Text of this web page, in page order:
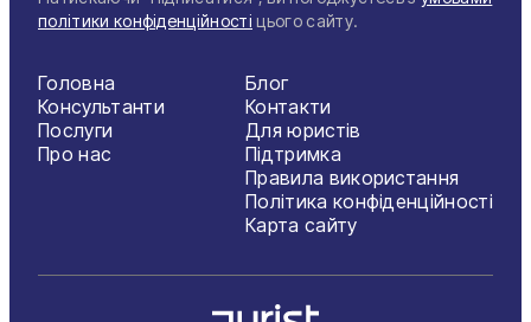
політики конфіденційності цього сайту.
Головна
Консультанти
Послуги
Про нас
Блог
Контакти
Для юристів
Підтримка
Правила використання
Політика конфіденційності
Карта сайту